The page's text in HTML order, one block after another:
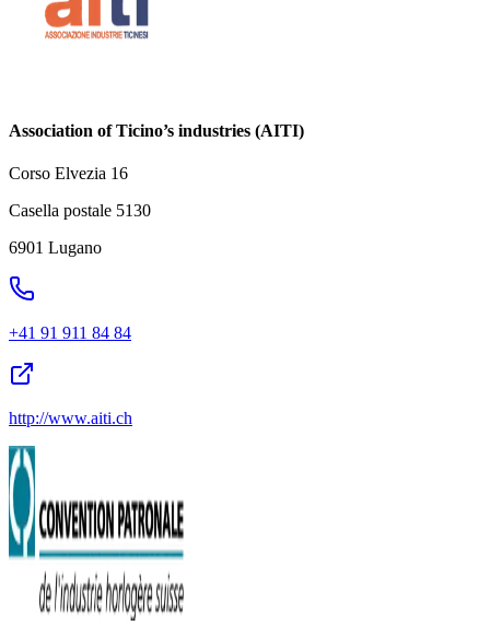
Association of Ticino’s industries (AITI)
Corso Elvezia 16
Casella postale 5130
6901 Lugano
+41 91 911 84 84
http://www.aiti.ch